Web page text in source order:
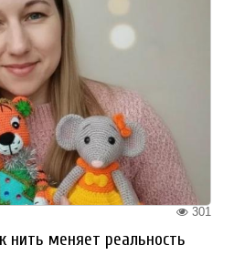
301
нить меняет реальность